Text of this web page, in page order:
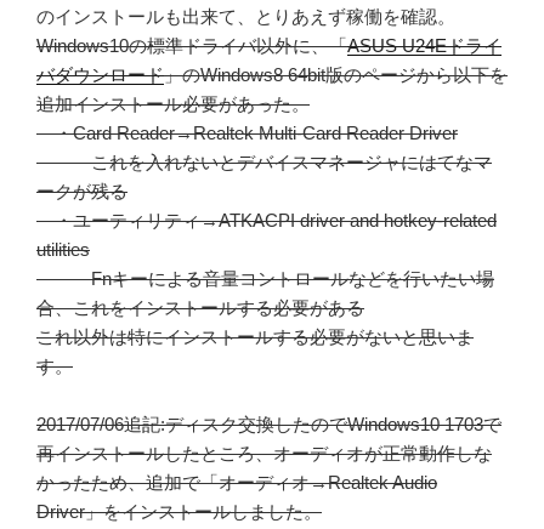
のインストールも出来て、とりあえず稼働を確認。
Windows10の標準ドライバ以外に、「ASUS U24Eドライ
バダウンロード」のWindows8 64bit版のページから以下を
追加インストール必要があった。
・Card Reader→Realtek Multi-Card Reader Driver
これを入れないとデバイスマネージャにはてなマ
ークが残る
・ユーティリティ→ATKACPI driver and hotkey-related
utilities
Fnキーによる音量コントロールなどを行いたい場
合、これをインストールする必要がある
これ以外は特にインストールする必要がないと思いま
す。
2017/07/06追記:ディスク交換したのでWindows10 1703で
再インストールしたところ、オーディオが正常動作しな
かったため、追加で「オーディオ→Realtek Audio
Driver」をインストールしました。